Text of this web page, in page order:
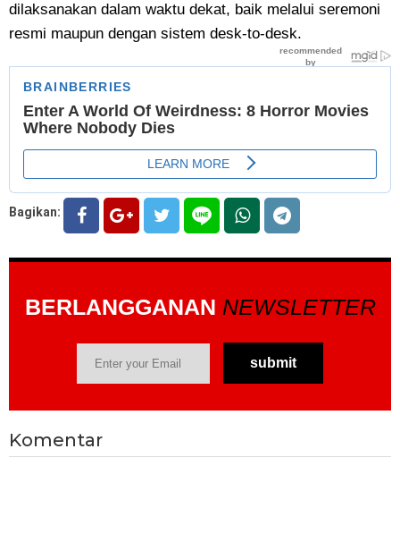
dilaksanakan dalam waktu dekat, baik melalui seremoni
resmi maupun dengan sistem desk-to-desk.
Bagikan:
BERLANGGANAN NEWSLETTER
Komentar